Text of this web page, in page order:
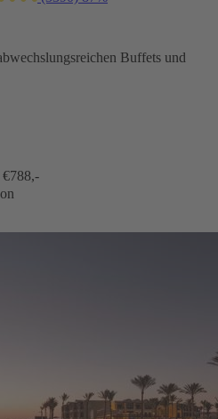
Buffets und
€788,-